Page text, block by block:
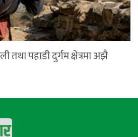
तथा पहाडी दुर्गम क्षेत्रमा अझै